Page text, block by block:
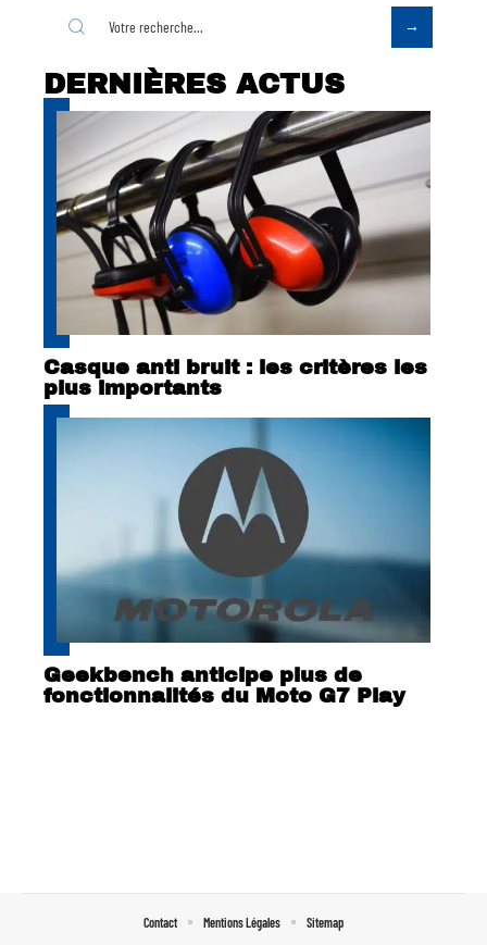
DERNIÈRES ACTUS
Casque anti bruit : les critères les
plus importants
Geekbench anticipe plus de
fonctionnalités du Moto G7 Play
Contact Mentions Légales Sitemap